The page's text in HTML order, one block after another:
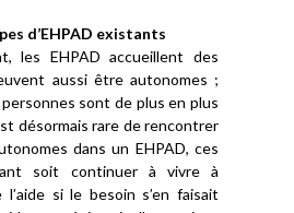
d’EHPAD existants
les EHPAD accueillent des
aussi être autonomes ;
sont de plus en plus
désormais rare de rencontrer
dans un EHPAD, ces
soit continuer à vivre à
l’aide si le besoin s’en faisait